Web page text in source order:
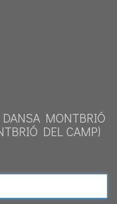
MONTBRIÓ
DEL CAMP)